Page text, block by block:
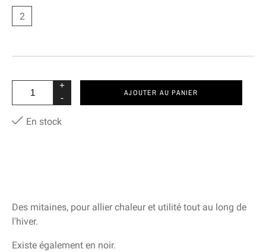
2
+
-
AJOUTER AU PANIER
En stock
Des mitaines, pour allier chaleur et utilité tout au long de
l'hiver.
Existe également en noir.